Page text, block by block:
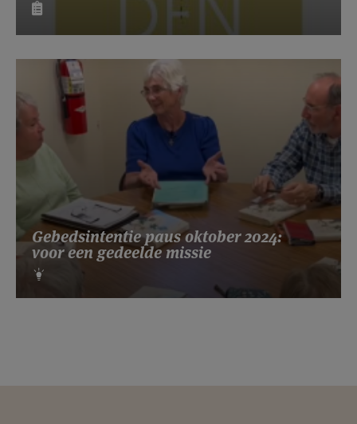
Gebedsintentie paus oktober 2024:
voor een gedeelde missie